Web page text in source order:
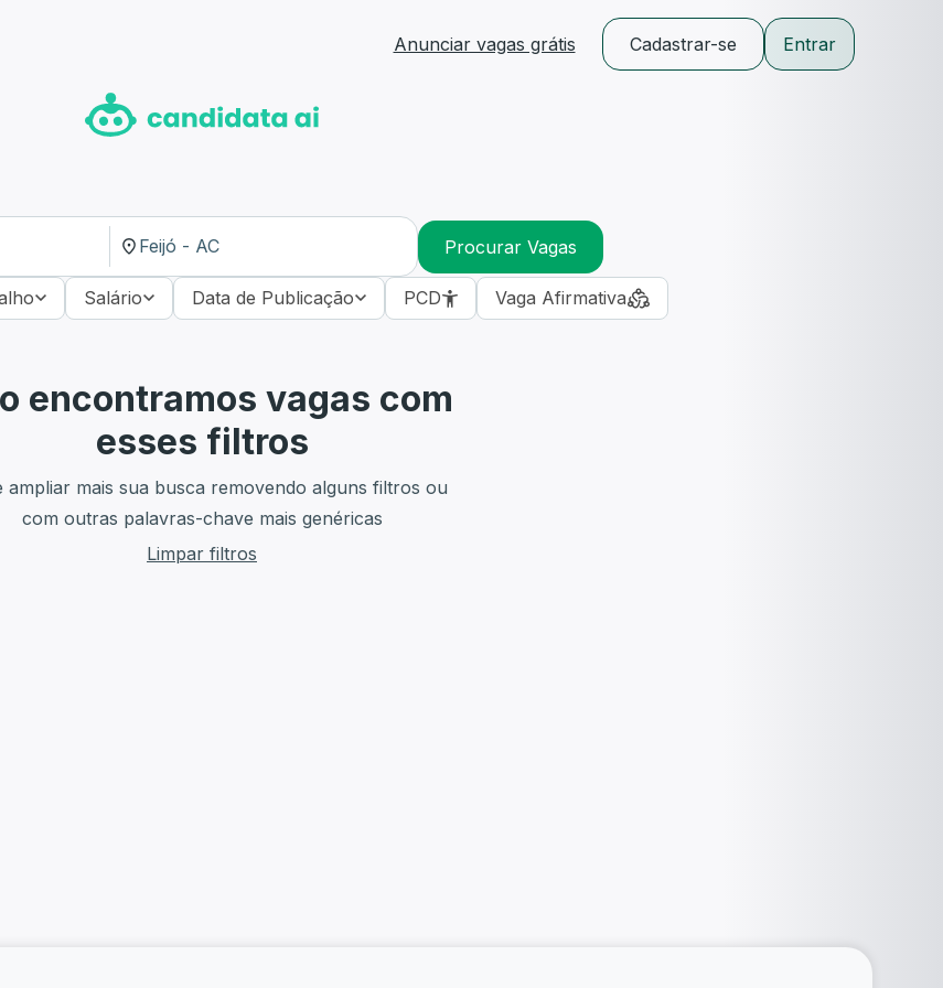
Anunciar vagas grátis Cadastrar-se Entrar
Procurar Vagas
Salário Data de Publicação PCD Vaga Afirmativa
encontramos vagas com
esses filtros
ampliar mais sua busca removendo alguns filtros ou
com outras palavras-chave mais genéricas
Limpar filtros